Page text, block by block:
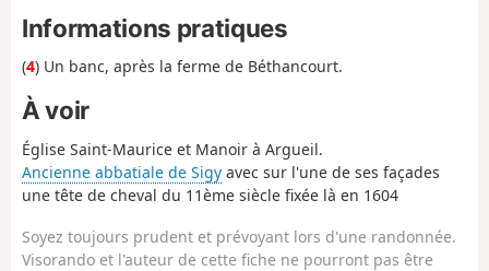
Informations pratiques
(4) Un banc, après la ferme de Béthancourt.
À voir
Église Saint-Maurice et Manoir à Argueil.
Ancienne abbatiale de Sigy avec sur l'une de ses façades
une tête de cheval du 11ème siècle fixée là en 1604
Soyez toujours prudent et prévoyant lors d'une randonnée.
Visorando et l'auteur de cette fiche ne pourront pas être